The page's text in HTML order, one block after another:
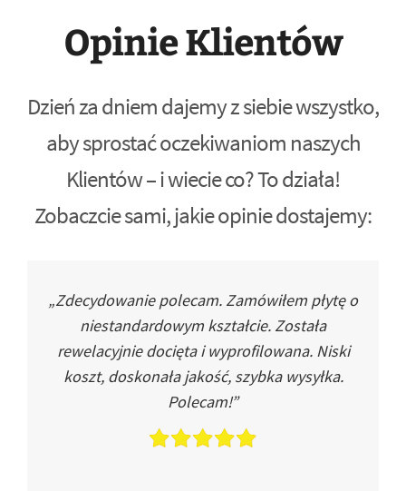
Opinie Klientów
Dzień za dniem dajemy z siebie wszystko,
aby sprostać oczekiwaniom naszych
Klientów – i wiecie co? To działa!
Zobaczcie sami, jakie opinie dostajemy:
„Zdecydowanie polecam. Zamówiłem płytę o
niestandardowym kształcie. Została
rewelacyjnie docięta i wyprofilowana. Niski
koszt, doskonała jakość, szybka wysyłka.
Polecam!”